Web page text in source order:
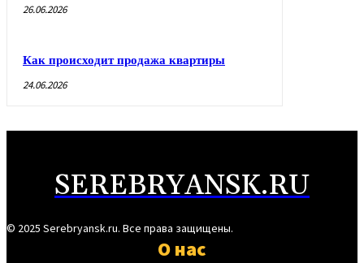
26.06.2026
Как происходит продажа квартиры
24.06.2026
SEREBRYANSK.RU
© 2025 Serebryansk.ru. Все права защищены.
О нас